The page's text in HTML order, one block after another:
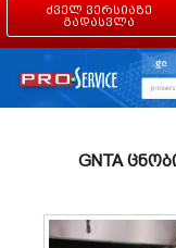
ძველ ვერსიაზე
გადასვლა
GNTA